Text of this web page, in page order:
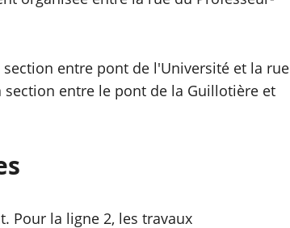
entre pont de l'Université et la rue
section entre le pont de la Guillotière et
Pour la ligne 2, les travaux